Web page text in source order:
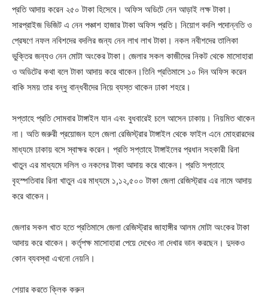
প্রতি আদায় করেন ২৫০ টাকা হিসেবে। অফিস অডিটে নেন আড়াই লক্ষ টাকা।
সারপ্রাইজ ভিজিট এ নেন পঞ্চাশ হাজার টাকা অফিস প্রতি। নিয়োগ বদলি পদোন্নতি ও
প্রেষণে নফল নবিশদের বদলির জন্য নেন লাখ লাখ টাকা। নকল নবীশদের তালিকা
ভুক্তির জন্যও নেন মোটা অংকের টাকা। জেলার সকল কাজীদের নিকট থেকে মাসোহারা
ও অডিটের কথা বলে টাকা আদায় করে থাকেন।তিনি প্রতিমাসে ১০ দিন অফিস করেন
বাকি সময় তার বন্ধু বান্ধবীদের নিয়ে ব্যস্ত থাকেন ঢাকা শহরে।
সপ্তাহে প্রতি সোমবার টাঙ্গাইল যান এবং বুধবারেই চলে আসেন ঢাকায়। নিয়মিত থাকেন
না। অতি জরুরী প্রয়োজন হলে জেলা রেজিস্ট্রার টাঙ্গাইল থেকে ফাইল এনে মোহরারদের
মাধ্যমে ঢাকায় বসে স্বাক্ষর করেন। প্রতি সপ্তাহে টাঙ্গাইলের প্রধান সহকারী রিনা
খাতুন এর মাধ্যমে দলিল ও নকলের টাকা আদায় করে থাকেন। প্রতি সপ্তাহে
বৃহস্পতিবার রিনা খাতুন এর মাধ্যমে ১,১২,৫০০ টাকা জেলা রেজিস্ট্রার এর নামে আদায়
করে থাকেন।
জেলার সকল খাত হতে প্রতিমাসে জেলা রেজিস্ট্রার জাহাঙ্গীর আলম মোটা অংকের টাকা
আদায় করে থাকেন। কর্তৃপক্ষ মাসোহারা পেয়ে দেখেও না দেখার ভান করছেন। দুদকও
কোন ব্যবস্থা এখনো নেয়নি।
শেয়ার করতে ক্লিক করুন